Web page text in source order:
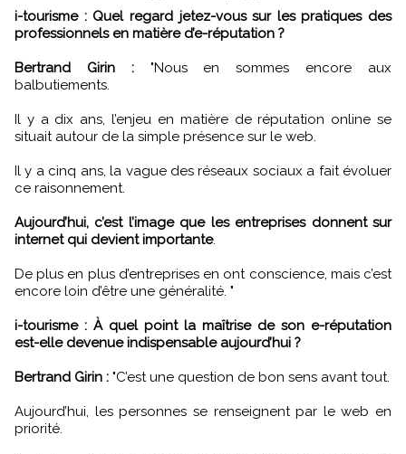
i-tourisme : Quel regard jetez-vous sur les pratiques des
professionnels en matière d’e-réputation ?
Bertrand Girin :"Nous en sommes encore aux
balbutiements.
Il y a dix ans, l’enjeu en matière de réputation online se
situait autour de la simple présence sur le web.
Il y a cinq ans, la vague des réseaux sociaux a fait évoluer
ce raisonnement.
Aujourd’hui, c’est l’image que les entreprises donnent sur
internet qui devient importante.
De plus en plus d’entreprises en ont conscience, mais c’est
encore loin d’être une généralité. "
i-tourisme : À quel point la maîtrise de son e-réputation
est-elle devenue indispensable aujourd’hui ?
Bertrand Girin : "C’est une question de bon sens avant tout.
Aujourd’hui, les personnes se renseignent par le web en
priorité.